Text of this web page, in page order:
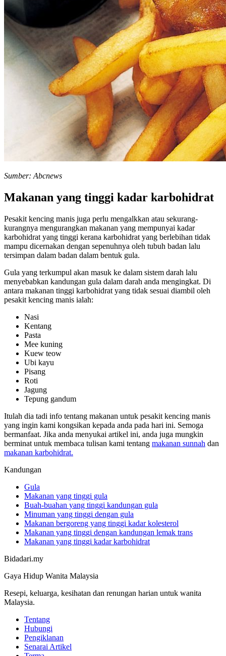
Sumber: Abcnews
Makanan yang tinggi kadar karbohidrat
Pesakit kencing manis juga perlu mengalkkan atau sekurang-
kurangnya mengurangkan makanan yang mempunyai kadar
karbohidrat yang tinggi kerana karbohidrat yang berlebihan tidak
mampu dicernakan dengan sepenuhnya oleh tubuh badan lalu
tersimpan dalam badan dalam bentuk gula.
Gula yang terkumpul akan masuk ke dalam sistem darah lalu
menyebabkan kandungan gula dalam darah anda mengingkat. Di
antara makanan tinggi karbohidrat yang tidak sesuai diambil oleh
pesakit kencing manis ialah:
Nasi
Kentang
Pasta
Mee kuning
Kuew teow
Ubi kayu
Pisang
Roti
Jagung
Tepung gandum
Itulah dia tadi info tentang makanan untuk pesakit kencing manis
yang ingin kami kongsikan kepada anda pada hari ini. Semoga
bermanfaat. Jika anda menyukai artikel ini, anda juga mungkin
berminat untuk membaca tulisan kami tentang makanan sunnah dan
makanan karbohidrat.
Kandungan
Gula
Makanan yang tinggi gula
Buah-buahan yang tinggi kandungan gula
Minuman yang tinggi dengan gula
Makanan bergoreng yang tinggi kadar kolesterol
Makanan yang tinggi dengan kandungan lemak trans
Makanan yang tinggi kadar karbohidrat
Bidadari.my
Gaya Hidup Wanita Malaysia
Resepi, keluarga, kesihatan dan renungan harian untuk wanita
Malaysia.
Tentang
Hubungi
Pengiklanan
Senarai Artikel